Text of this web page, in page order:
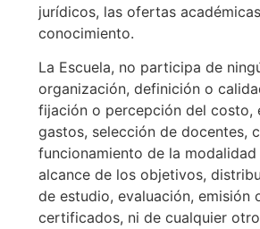
jurídicos, las ofertas
conocimiento.
La Escuela, no participa de
organización, definición o
fijación o percepción del costo,
gastos, selección de docentes,
funcionamiento de la
alcance de los objetivos,
de estudio, evaluación, emisión
certificados, ni de cualquier